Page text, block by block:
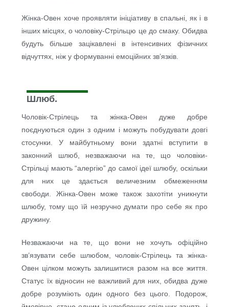
Жінка-Овен хоче проявляти ініціативу в спальні, як і в
інших місцях, о чоловіку-Стрільцю це до смаку. Обидва
будуть більше зацікавлені в інтенсивних фізичних
відчуттях, ніж у формуванні емоційних зв’язків.
Шлюб.
Чоловік-Стрілець та жінка-Овен дуже добре
поєднуються один з одним і можуть побудувати довгі
стосунки. У майбутньому вони здатні вступити в
законний шлюб, незважаючи на те, що чоловіки-
Стрільці мають “алергію” до самої ідеї шлюбу, оскільки
для них це здається величезним обмеженням
свободи. Жінка-Овен може також захотіти уникнути
шлюбу, тому що їй незручно думати про себе як про
дружину.
Незважаючи на те, що вони не хочуть офіційно
зв’язувати себе шлюбом, чоловік-Стрілець та жінка-
Овен цілком можуть залишитися разом на все життя.
Статус їх відносин не важливий для них, обидва дуже
добре розуміють один одного без цього. Подорож,